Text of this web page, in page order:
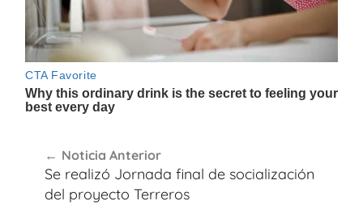
de
entradas
Noticia Anterior
Se realizó Jornada final de socialización
del proyecto Terreros